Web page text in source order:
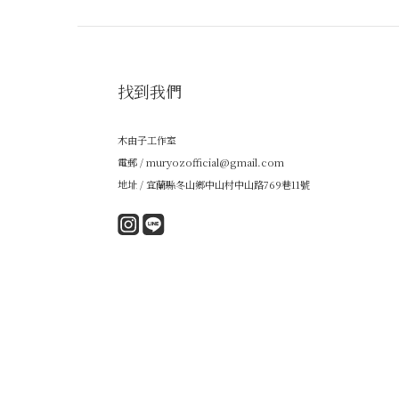
找到我們
木由子工作室
電郵 / muryozofficial@gmail.com
地址 / 宜蘭縣冬山鄉中山村中山路769巷11號